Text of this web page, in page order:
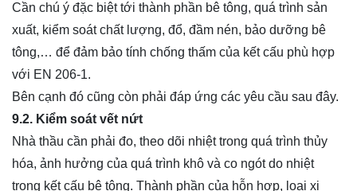
Cần chú ý đặc biệt tới thành phần bê tông, quá trình sản
xuất, kiểm soát chất lượng, đổ, đầm nén, bảo dưỡng bê
tông,… để đảm bảo tính chống thấm của kết cấu phù hợp
với EN 206-1.
Bên cạnh đó cũng còn phải đáp ứng các yêu cầu sau đây.
9.2. Kiểm soát vết nứt
Nhà thầu cần phải đo, theo dõi nhiệt trong quá trình thủy
hóa, ảnh hưởng của quá trình khô và co ngót do nhiệt
trong kết cấu bê tông. Thành phần của hỗn hợp, loại xi